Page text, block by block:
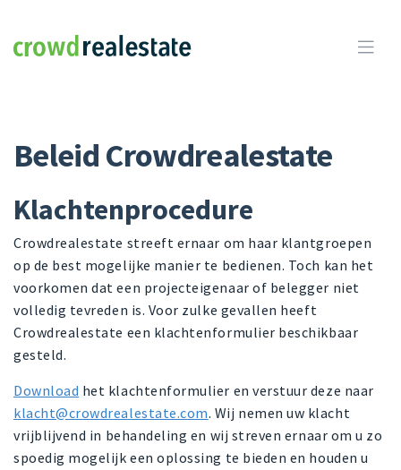
Crowdrealestate 
Beleid Crowdrealestate
Klachtenprocedure
Crowdrealestate streeft ernaar om haar klantgroepen
op de best mogelijke manier te bedienen. Toch kan het
voorkomen dat een projecteigenaar of belegger niet
volledig tevreden is. Voor zulke gevallen heeft
Crowdrealestate een klachtenformulier beschikbaar
gesteld.
Download het klachtenformulier en verstuur deze naar
klacht@crowdrealestate.com. Wij nemen uw klacht
vrijblijvend in behandeling en wij streven ernaar om u zo
spoedig mogelijk een oplossing te bieden en houden u